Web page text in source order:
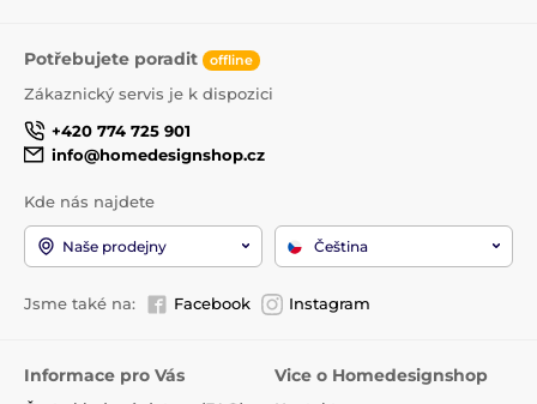
Potřebujete poradit offline
Zákaznický servis je k dispozici
+420 774 725 901
info@homedesignshop.cz
Kde nás najdete
Naše prodejny Čeština
Jsme také na: Facebook Instagram
Informace pro Vás Vice o Homedesignshop